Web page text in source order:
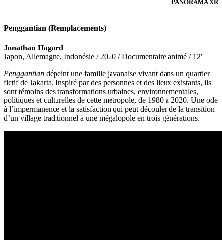
PANORAMA XR
Penggantian (Remplacements)
Jonathan Hagard
Japon, Allemagne, Indonésie / 2020 / Documentaire animé / 12′
Penggantian dépeint une famille javanaise vivant dans un quartier
fictif de Jakarta. Inspiré par des personnes et des lieux existants, ils
sont témoins des transformations urbaines, environnementales,
politiques et culturelles de cette métropole, de 1980 à 2020. Une ode
à l’impermanence et la satisfaction qui peut découler de la transition
d’un village traditionnel à une mégalopole en trois générations.